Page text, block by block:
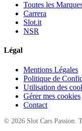
Toutes les
Carrera
Slot.it
NSR
Légal
Mentions Légales
Politique de
Utilisation des
Gérer mes cookies
Contact
© 2026 Slot Cars Passion.